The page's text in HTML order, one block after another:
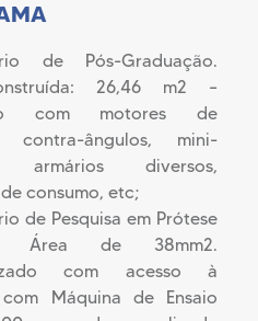
de Pós-Graduação.
26,46 m2 –
com motores de
contra-ângulos, mini-
armários diversos,
consumo, etc;
de Pesquisa em Prótese
Área de 38mm2.
com acesso à
Máquina de Ensaio